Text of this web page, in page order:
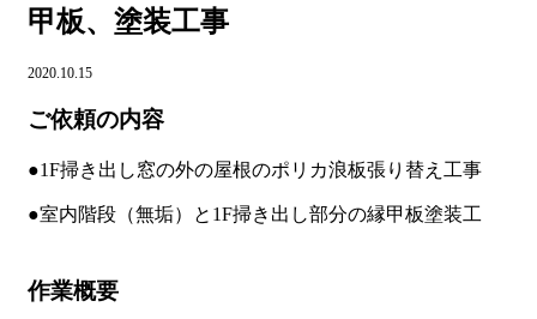
甲板、塗装工事
2020.10.15
ご依頼の内容
●1F掃き出し窓の外の屋根のポリカ浪板張り替え工事
●室内階段（無垢）と1F掃き出し部分の縁甲板塗装工
作業概要